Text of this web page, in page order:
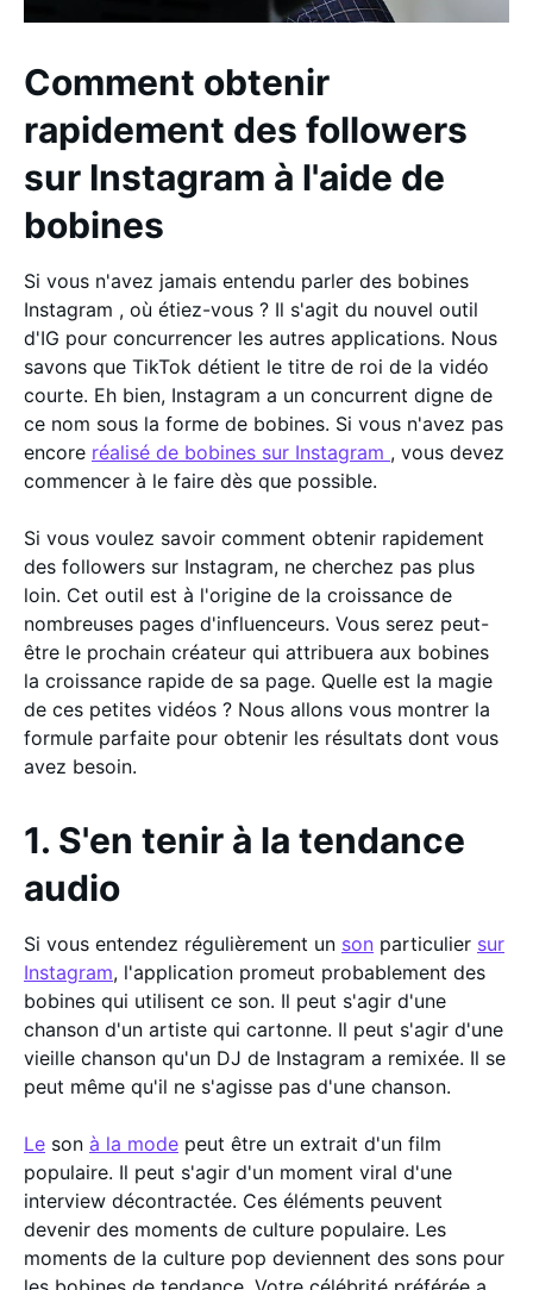
Comment obtenir
rapidement des followers
sur Instagram à l'aide de
bobines
Si vous n'avez jamais entendu parler des bobines
Instagram , où étiez-vous ? Il s'agit du nouvel outil
d'IG pour concurrencer les autres applications. Nous
savons que TikTok détient le titre de roi de la vidéo
courte. Eh bien, Instagram a un concurrent digne de
ce nom sous la forme de bobines. Si vous n'avez pas
encore réalisé de bobines sur Instagram , vous devez
commencer à le faire dès que possible.
Si vous voulez savoir comment obtenir rapidement
des followers sur Instagram, ne cherchez pas plus
loin. Cet outil est à l'origine de la croissance de
nombreuses pages d'influenceurs. Vous serez peut-
être le prochain créateur qui attribuera aux bobines
la croissance rapide de sa page. Quelle est la magie
de ces petites vidéos ? Nous allons vous montrer la
formule parfaite pour obtenir les résultats dont vous
avez besoin.
1. S'en tenir à la tendance
audio
Si vous entendez régulièrement un son particulier sur
Instagram, l'application promeut probablement des
bobines qui utilisent ce son. Il peut s'agir d'une
chanson d'un artiste qui cartonne. Il peut s'agir d'une
vieille chanson qu'un DJ de Instagram a remixée. Il se
peut même qu'il ne s'agisse pas d'une chanson.
Le son à la mode peut être un extrait d'un film
populaire. Il peut s'agir d'un moment viral d'une
interview décontractée. Ces éléments peuvent
devenir des moments de culture populaire. Les
moments de la culture pop deviennent des sons pour